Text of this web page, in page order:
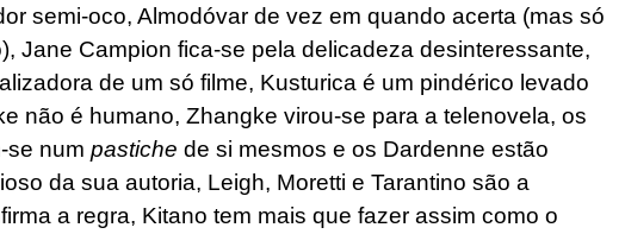
semi-oco, Almodóvar de vez em quando acerta (mas só
Jane Campion fica-se pela delicadeza desinteressante,
de um só filme, Kusturica é um pindérico levado
não é humano, Zhangke virou-se para a telenovela, os
se num pastiche de si mesmos e os Dardenne estão
da sua autoria, Leigh, Moretti e Tarantino são a
a regra, Kitano tem mais que fazer assim como o